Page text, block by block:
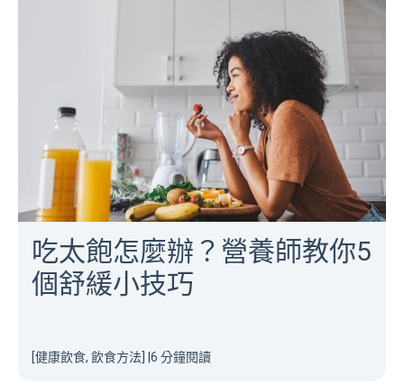
吃太飽怎麼辦？營養師教你5
個舒緩小技巧
[健康飲食, 飲食方法] 6 分鐘閱讀